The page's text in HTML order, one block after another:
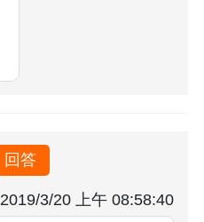
回答
2019/3/20 上午 08:58:40